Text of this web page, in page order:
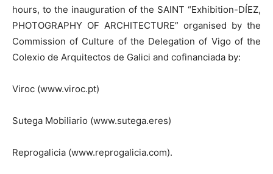
hours, to the inauguration of the SAINT “Exhibition-DÍEZ,
PHOTOGRAPHY OF ARCHITECTURE” organised by the
Commission of Culture of the Delegation of Vigo of the
Colexio de Arquitectos de Galici and cofinanciada by:
Viroc (www.viroc.pt)
Sutega Mobiliario (www.sutega.eres)
Reprogalicia (www.reprogalicia.com).